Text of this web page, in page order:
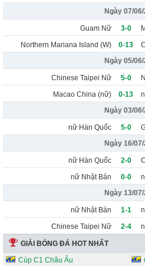
Ngày 07/
Guam Nữ 3-0
Northern Mariana Island (W)
0-13
Ngày 05/
Chinese Taipei Nữ 5-0
Macao China (nữ)
0-13
Ngày 03/
nữ Hàn Quốc 5-0
Ngày 16/
nữ Hàn Quốc 2-0
nữ Nhật Bản
0-0
Ngày 13/
nữ Nhật Bản 1-1
Chinese Taipei Nữ
2-4
GIẢI BÓNG ĐÁ HOT NHẤT
Cúp C1 Châu Âu